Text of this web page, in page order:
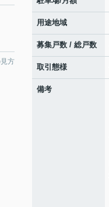
方
用途地域
募集戸数 / 総戸数
取引態様
備考